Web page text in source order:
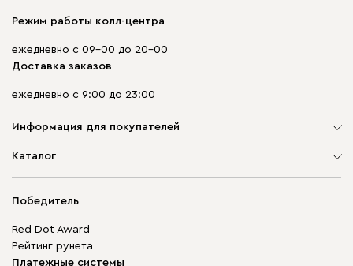
Режим работы колл-центра
ежедневно с 09-00 до 20-00
Доставка заказов
ежедневно с 9:00 до 23:00
Информация для покупателей
О компании
Гарантия
Карта сайта
Каталог
Корпусная мебель
Модульная мебель
Столы и стулья
Победитель
Red Dot Award
Рейтинг рунета
Платежные системы